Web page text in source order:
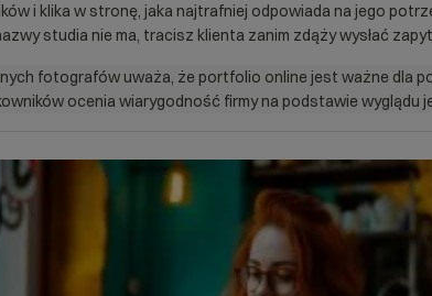
i klika w stronę, jaka najtrafniej odpowiada na jego
studia nie ma, tracisz klienta zanim zdąży wysłać
fotografów uważa, że portfolio online jest ważne dla
ocenia wiarygodność firmy na podstawie wyglądu